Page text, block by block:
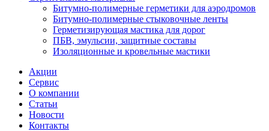
Битумно-полимерные герметики для аэродромов
Битумно-полимерные стыковочные ленты
Герметизирующая мастика для дорог
ПБВ, эмульсии, защитные составы
Изоляционные и кровельные мастики
Акции
Сервис
О компании
Статьи
Новости
Контакты